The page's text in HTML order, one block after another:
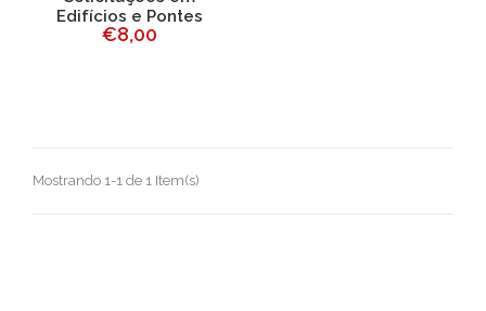
Edifícios e Pontes
€8,00
Mostrando 1-1 de 1 Item(s)